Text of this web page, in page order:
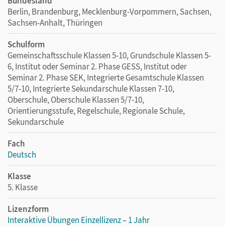
Berlin, Brandenburg, Mecklenburg-Vorpommern, Sachsen,
Sachsen-Anhalt, Thüringen
Schulform
Gemeinschaftsschule Klassen 5-10, Grundschule Klassen 5-
6, Institut oder Seminar 2. Phase GESS, Institut oder
Seminar 2. Phase SEK, Integrierte Gesamtschule Klassen
5/7-10, Integrierte Sekundarschule Klassen 7-10,
Oberschule, Oberschule Klassen 5/7-10,
Orientierungsstufe, Regelschule, Regionale Schule,
Sekundarschule
Fach
Deutsch
Klasse
5. Klasse
Lizenzform
Interaktive Übungen Einzellizenz – 1 Jahr